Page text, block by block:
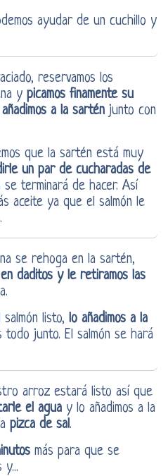
ayudar de un cuchillo y
reservamos los
y picamos finamente su
a la sarténjunto con
que la sartén está muy
un par de cucharadas de
terminará de hacer. Así
aceite ya que el salmón le
se rehoga en la sartén,
daditos y le retiramos las
listo, lo añadimos a la
todo junto. El salmón se hará
arroz estará listo así que
el aguay lo añadimos a la
pizca de sal.
más para que se
y...